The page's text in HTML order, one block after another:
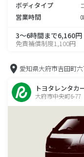
ボディタイプ
営業時間
3～6時間まで6,160円
免責補償制度1,100円
愛知県大府市吉田町
トヨタレンタカ
大府市中央町6-77